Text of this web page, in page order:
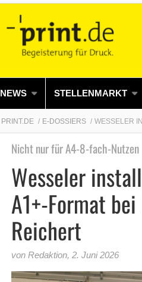
NEWS STELLENMARKT
PRINT.DE E-DOSSIERS WESSELER
Nicht nur für A4-8-fach-Nutzen
Wesseler
A1+-Format
Reichert
von Redaktion, 2. Juni 2026